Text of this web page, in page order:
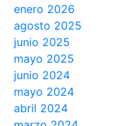
enero 2026
agosto 2025
junio 2025
mayo 2025
junio 2024
mayo 2024
abril 2024